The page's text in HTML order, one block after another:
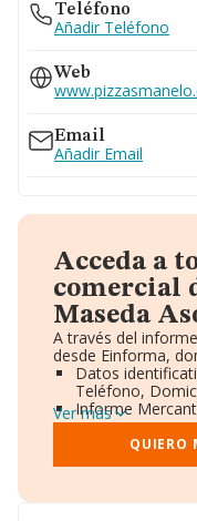
Teléfono
Añadir Teléfono
Web
Email
Añadir Email
Acceda a
comercial
Maseda
A través del
desde Einforma,
Datos
Teléfono,
Informe
Gráficos de
Consejo de
Directivos y
Ver más
QUIERO